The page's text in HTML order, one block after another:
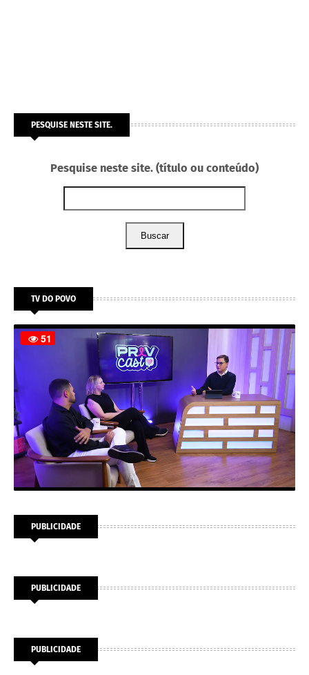
PESQUISE NESTE SITE.
Pesquise neste site. (título ou conteúdo)
Buscar
TV DO POVO
PUBLICIDADE
PUBLICIDADE
PUBLICIDADE